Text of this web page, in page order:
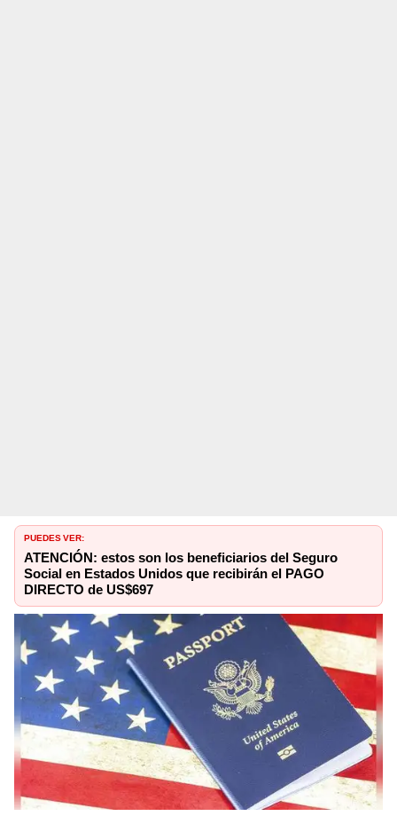
PUEDES VER:
ATENCIÓN: estos son los beneficiarios del Seguro
Social en Estados Unidos que recibirán el PAGO
DIRECTO de US$697